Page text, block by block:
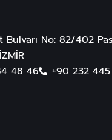
Bulvarı No: 82/402
48 46
+90 232